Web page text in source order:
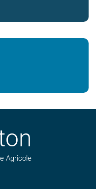
Agricole